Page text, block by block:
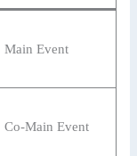
Main Event
Co-Main Event